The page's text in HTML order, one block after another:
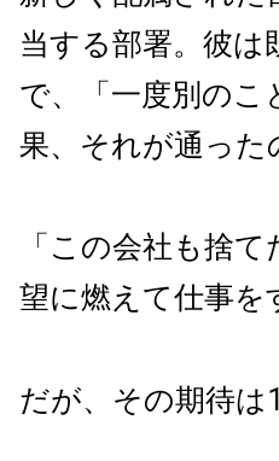
当する部署。彼
で、「一度別のこ
果、それが通った
「この会社も捨
望に燃えて仕事
だが、その期待